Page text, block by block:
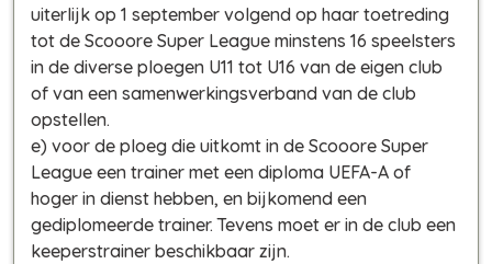
uiterlijk op 1 september volgend op haar toetreding
tot de Scooore Super League minstens 16 speelsters
in de diverse ploegen U11 tot U16 van de eigen club
of van een samenwerkingsverband van de club
opstellen.
e) voor de ploeg die uitkomt in de Scooore Super
League een trainer met een diploma UEFA-A of
hoger in dienst hebben, en bijkomend een
gediplomeerde trainer. Tevens moet er in de club een
keeperstrainer beschikbaar zijn.